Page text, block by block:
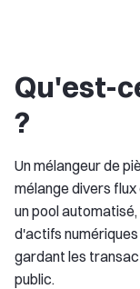
Qu'est-
?
Un mélangeur de
mélange divers
un pool
d'actifs
gardant les
public.